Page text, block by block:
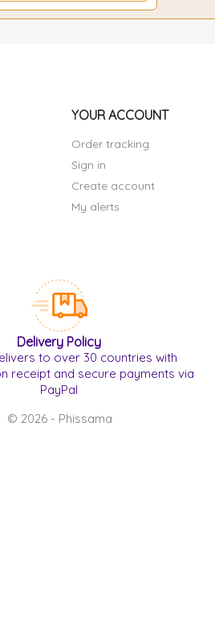
YOUR ACCOUNT
Order tracking
Sign in
Create account
My alerts
Delivery Policy
to over 30 countries with
receipt and secure payments via
PayPal
© 2026 - Phissama